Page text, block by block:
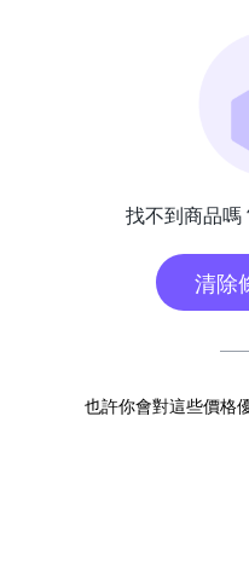
找不到商品嗎
清除
也許你會對這些價格